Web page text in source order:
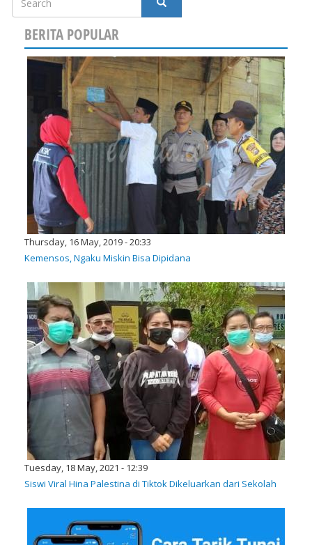
BERITA POPULAR
Thursday, 16 May, 2019 - 20:33
Kemensos, Ngaku Miskin Bisa Dipidana
Tuesday, 18 May, 2021 - 12:39
Siswi Viral Hina Palestina di Tiktok Dikeluarkan dari Sekolah